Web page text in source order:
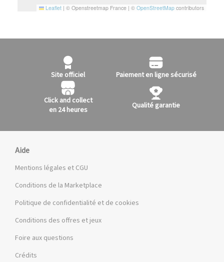
Leaflet | © Openstreetmap France | © OpenStreetMap contributors
Site officiel Paiement en ligne sécurisé
Click and collect
en 24 heures
Qualité garantie
Aide
Mentions légales et CGU
Conditions de la Marketplace
Politique de confidentialité et de cookies
Conditions des offres et jeux
Foire aux questions
Crédits